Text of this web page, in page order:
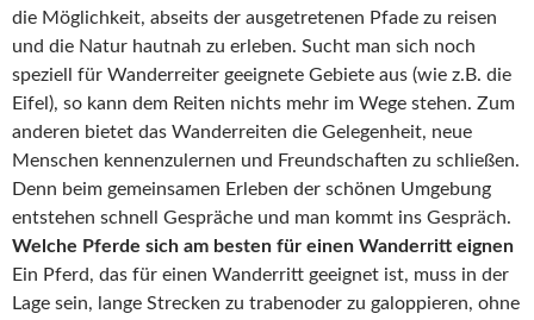
die Möglichkeit, abseits der ausgetretenen Pfade zu reisen
und die Natur hautnah zu erleben. Sucht man sich noch
speziell für Wanderreiter geeignete Gebiete aus (wie z.B. die
Eifel), so kann dem Reiten nichts mehr im Wege stehen. Zum
anderen bietet das Wanderreiten die Gelegenheit, neue
Menschen kennenzulernen und Freundschaften zu schließen.
Denn beim gemeinsamen Erleben der schönen Umgebung
entstehen schnell Gespräche und man kommt ins Gespräch.
Welche Pferde sich am besten für einen Wanderritt eignen
Ein Pferd, das für einen Wanderritt geeignet ist, muss in der
Lage sein, lange Strecken zu trabenoder zu galoppieren, ohne